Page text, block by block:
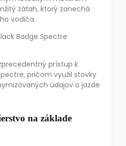
záťah, ktorý zanechá
vodiča.
prístup k
pričom využil stovky
údajov o jazde
na základe